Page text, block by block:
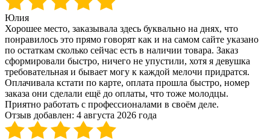
Юлия
Хорошее место, заказывала здесь буквально на днях, что
понравилось это прямо говорят как и на самом сайте указано
по остаткам сколько сейчас есть в наличии товара. Заказ
сформировали быстро, ничего не упустили, хотя я девушка
требовательная и бывает могу к каждой мелочи придратся.
Оплачивала кстати по карте, оплата прошла быстро, номер
заказа они сделали ещё до оплаты, что тоже молодцы.
Приятно работать с профессионалами в своём деле.
Отзыв добавлен: 4 августа 2026 года